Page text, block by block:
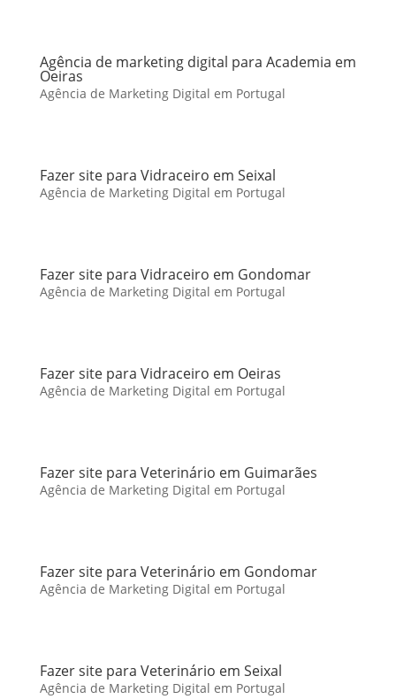
Agência de marketing digital para Academia em
Oeiras
Agência de Marketing Digital em Portugal
Fazer site para Vidraceiro em Seixal
Agência de Marketing Digital em Portugal
Fazer site para Vidraceiro em Gondomar
Agência de Marketing Digital em Portugal
Fazer site para Vidraceiro em Oeiras
Agência de Marketing Digital em Portugal
Fazer site para Veterinário em Guimarães
Agência de Marketing Digital em Portugal
Fazer site para Veterinário em Gondomar
Agência de Marketing Digital em Portugal
Fazer site para Veterinário em Seixal
Agência de Marketing Digital em Portugal